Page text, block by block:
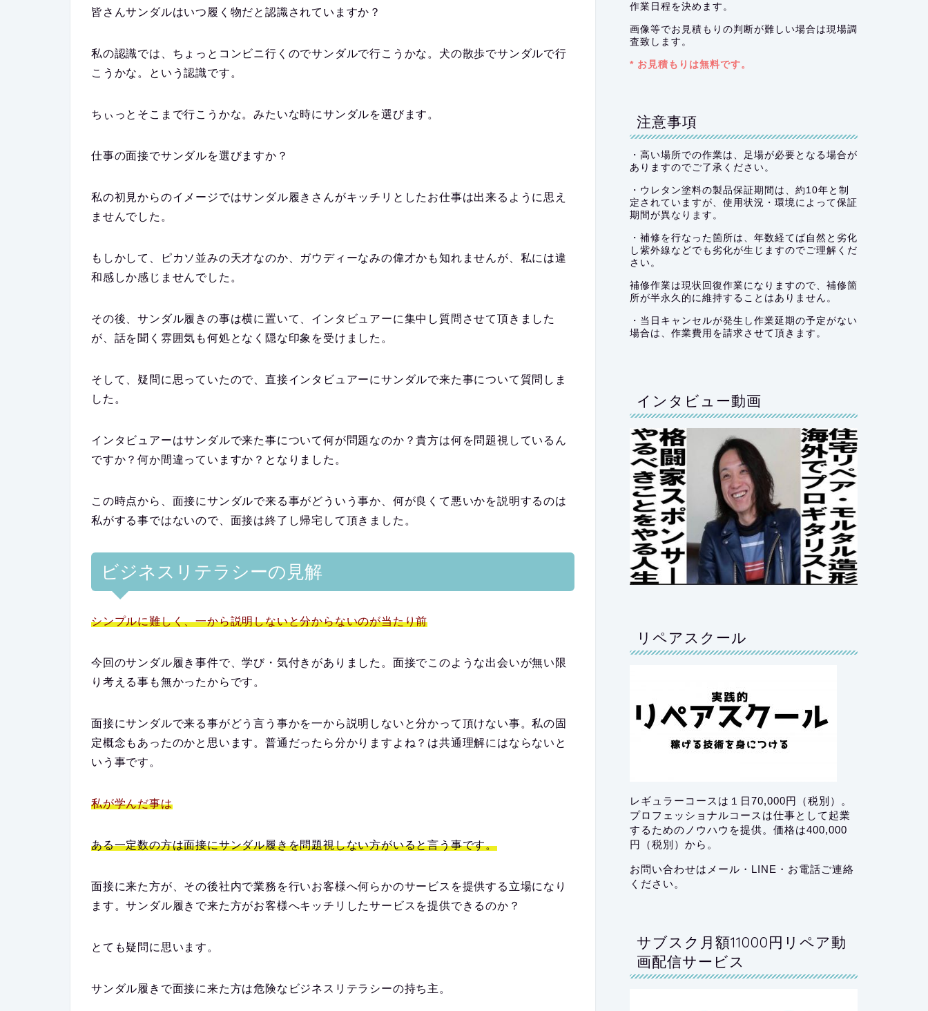
皆さんサンダルはいつ履く物だと認識されていますか？
私の認識では、ちょっとコンビニ行くのでサンダルで行こうかな。犬の散歩でサンダルで行
こうかな。という認識です。
ちぃっとそこまで行こうかな。みたいな時にサンダルを選びます。
仕事の面接でサンダルを選びますか？
私の初見からのイメージではサンダル履きさんがキッチリとしたお仕事は出来るように思え
ませんでした。
もしかして、ピカソ並みの天才なのか、ガウディーなみの偉才かも知れませんが、私には違
和感しか感じませんでした。
その後、サンダル履きの事は横に置いて、インタビュアーに集中し質問させて頂きました
が、話を聞く雰囲気も何処となく隠な印象を受けました。
そして、疑問に思っていたので、直接インタビュアーにサンダルで来た事について質問しま
した。
インタビュアーはサンダルで来た事について何が問題なのか？貴方は何を問題視しているん
ですか？何か間違っていますか？となりました。
この時点から、面接にサンダルで来る事がどういう事か、何が良くて悪いかを説明するのは
私がする事ではないので、面接は終了し帰宅して頂きました。
ビジネスリテラシーの見解
シンプルに難しく、一から説明しないと分からないのが当たり前
今回のサンダル履き事件で、学び・気付きがありました。面接でこのような出会いが無い限
り考える事も無かったからです。
面接にサンダルで来る事がどう言う事かを一から説明しないと分かって頂けない事。私の固
定概念もあったのかと思います。普通だったら分かりますよね？は共通理解にはならないと
いう事です。
私が学んだ事は
ある一定数の方は面接にサンダル履きを問題視しない方がいると言う事です。
面接に来た方が、その後社内で業務を行いお客様へ何らかのサービスを提供する立場になり
ます。サンダル履きで来た方がお客様へキッチリしたサービスを提供できるのか？
とても疑問に思います。
サンダル履きで面接に来た方は危険なビジネスリテラシーの持ち主。
作業日程を決めます。
画像等でお見積もりの判断が難しい場合は現場調
査致します。
* お見積もりは無料です。
注意事項
・高い場所での作業は、足場が必要となる場合が
ありますのでご了承ください。
・ウレタン塗料の製品保証期間は、約10年と制
定されていますが、使用状況・環境によって保証
期間が異なります。
・補修を行なった箇所は、年数経てば自然と劣化
し紫外線などでも劣化が生じますのでご理解くだ
さい。
補修作業は現状回復作業になりますので、補修箇
所が半永久的に維持することはありません。
・当日キャンセルが発生し作業延期の予定がない
場合は、作業費用を請求させて頂きます。
インタビュー動画
リペアスクール
レギュラーコースは１日70,000円（税別）。
プロフェッショナルコースは仕事として起業
するためのノウハウを提供。価格は400,000
円（税別）から。
お問い合わせはメール・LINE・お電話ご連絡
ください。
サブスク月額11000円リペア動
画配信サービス